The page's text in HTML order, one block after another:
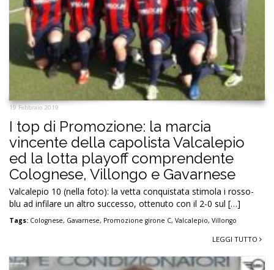
19 Febbraio 2019
I top di Promozione: la marcia
vincente della capolista Valcalepio
ed la lotta playoff comprendente
Colognese, Villongo e Gavarnese
Valcalepio 10 (nella foto): la vetta conquistata stimola i rosso-
blu ad infilare un altro successo, ottenuto con il 2-0 sul […]
Tags: Colognese, Gavarnese, Promozione girone C, Valcalepio, Villongo
LEGGI TUTTO